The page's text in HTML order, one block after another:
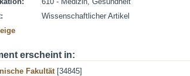
Wissenschaftlicher Artikel
erscheint in:
Fakultät[34845]